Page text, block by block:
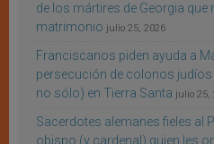
de los mártires de Georgia que
matrimonio julio 25, 2026
Franciscanos piden ayuda a
persecución de colonos
no sólo) en Tierra Santa julio 25,
Sacerdotes alemanes fieles al
obispo (y cardenal) quien les